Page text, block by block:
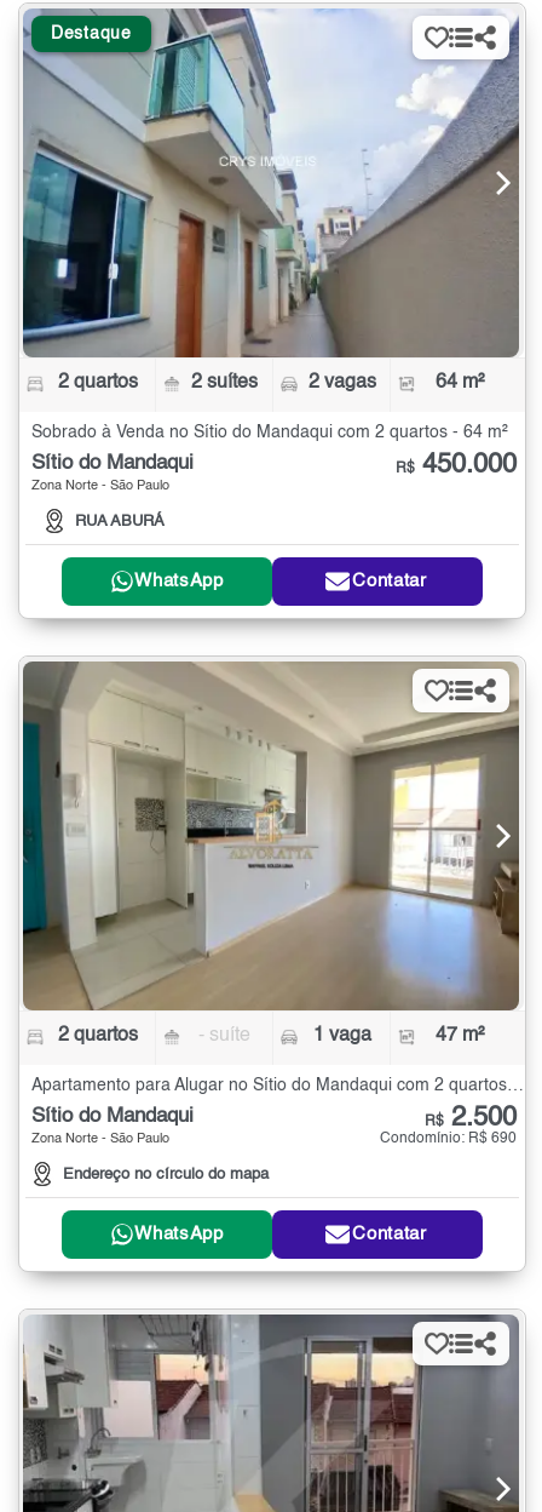
Destaque
2 quartos 2 suítes 2 vagas 64 m²
Sobrado à Venda no Sítio do Mandaqui com 2 quartos - 64 m²
Sítio do Mandaqui
Zona Norte - São Paulo
RUA ABURÁ
R$ 450.000
WhatsApp Contatar
2 quartos - suíte 1 vaga 47 m²
Sítio do Mandaqui
Zona Norte - São Paulo
Endereço no círculo do mapa
R$ 2.500
Condomínio: R$ 690
WhatsApp Contatar